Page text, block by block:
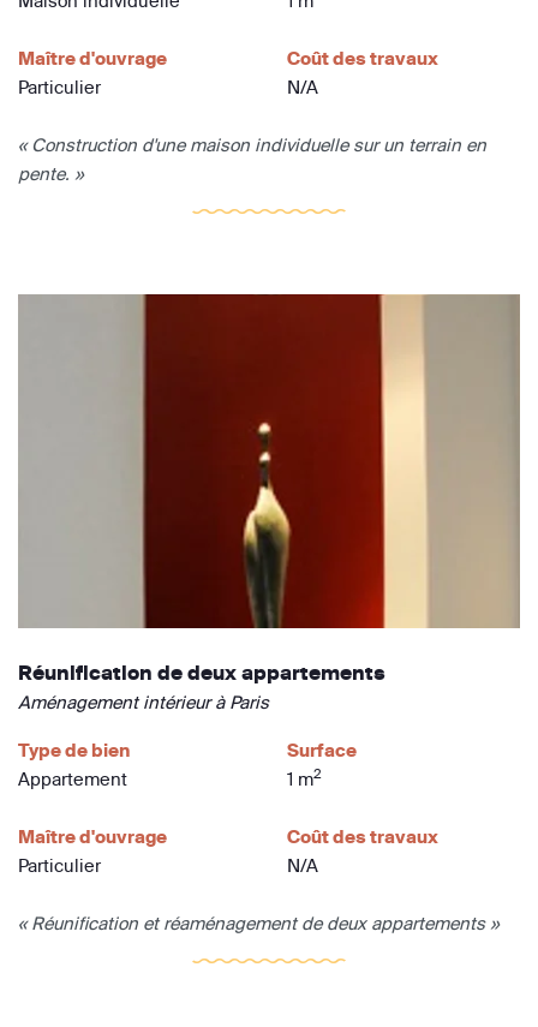
Maître d'ouvrage
Particulier
Coût des travaux
N/A
« Construction d'une maison individuelle sur un terrain en
pente. »
Réunification de deux appartements
Aménagement intérieur à Paris
Type de bien
Appartement
Surface
1 m2
Maître d'ouvrage
Particulier
Coût des travaux
N/A
« Réunification et réaménagement de deux appartements »